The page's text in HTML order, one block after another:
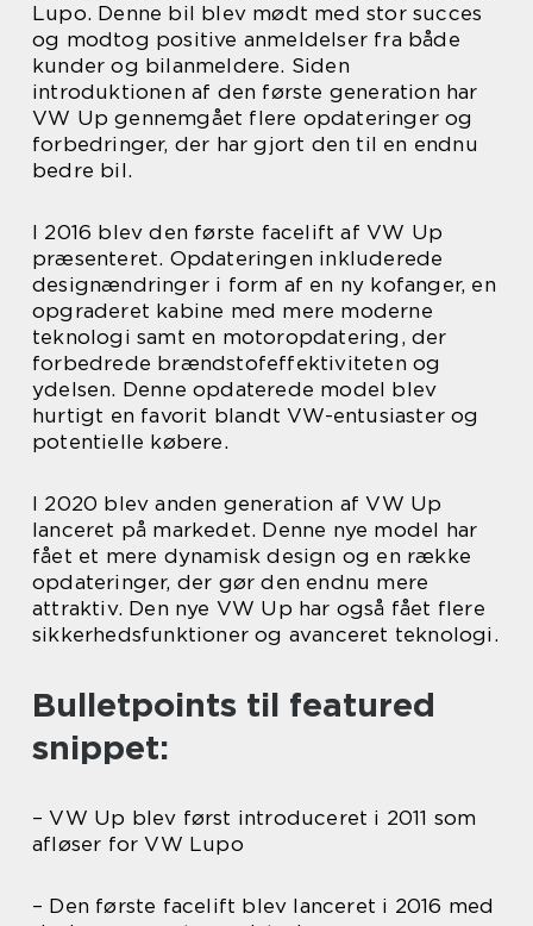
Lupo. Denne bil blev mødt med stor succes
og modtog positive anmeldelser fra både
kunder og bilanmeldere. Siden
introduktionen af den første generation har
VW Up gennemgået flere opdateringer og
forbedringer, der har gjort den til en endnu
bedre bil.
I 2016 blev den første facelift af VW Up
præsenteret. Opdateringen inkluderede
designændringer i form af en ny kofanger, en
opgraderet kabine med mere moderne
teknologi samt en motoropdatering, der
forbedrede brændstofeffektiviteten og
ydelsen. Denne opdaterede model blev
hurtigt en favorit blandt VW-entusiaster og
potentielle købere.
I 2020 blev anden generation af VW Up
lanceret på markedet. Denne nye model har
fået et mere dynamisk design og en række
opdateringer, der gør den endnu mere
attraktiv. Den nye VW Up har også fået flere
sikkerhedsfunktioner og avanceret teknologi.
Bulletpoints til featured
snippet:
– VW Up blev først introduceret i 2011 som
afløser for VW Lupo
– Den første facelift blev lanceret i 2016 med